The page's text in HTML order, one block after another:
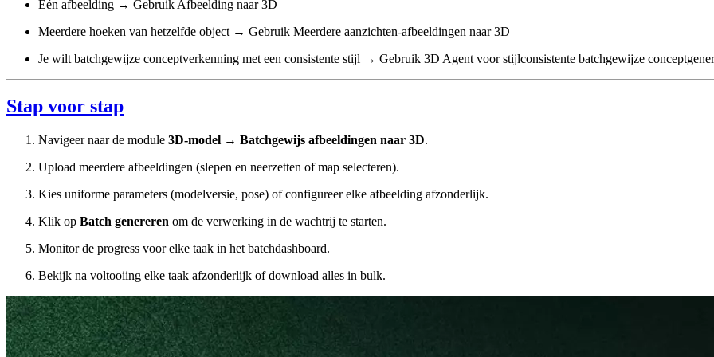
Eén afbeelding → Gebruik Afbeelding naar 3D
Meerdere hoeken van hetzelfde object → Gebruik Meerdere aanzichten-afbeeldingen naar 3D
Je wilt batchgewijze conceptverkenning met een consistente stijl → Gebruik 3D Agent voor stijlconsistente batchgewijze
Stap voor stap
Navigeer naar de module 3D-model → Batchgewijs afbeeldingen naar 3D.
Upload meerdere afbeeldingen (slepen en neerzetten of map selecteren).
Kies uniforme parameters (modelversie, pose) of configureer elke afbeelding afzonderlijk.
Klik op Batch genereren om de verwerking in de wachtrij te starten.
Monitor de progress voor elke taak in het batchdashboard.
Bekijk na voltooiing elke taak afzonderlijk of download alles in bulk.